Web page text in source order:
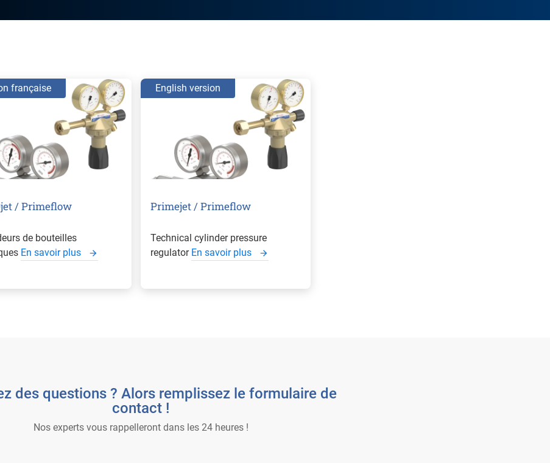
française
/ Primeflow
de bouteilles
En savoir plus
English version
Primejet / Primeflow
Technical cylinder pressure
regulator En savoir plus
des questions ? Alors remplissez le formulaire de
contact !
Nos experts vous rappelleront dans les 24 heures !